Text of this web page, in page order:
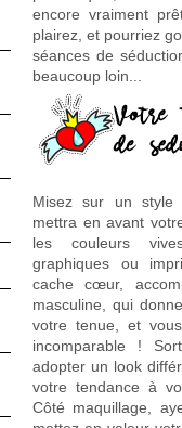
encore vraiment
plairez, et pourriez
séances de
beaucoup loin...
Misez sur un
mettra en avant
les couleurs
graphiques ou
cache cœur,
masculine, qui
votre tenue, et
incomparable !
adopter un look
votre tendance à
Côté maquillage,